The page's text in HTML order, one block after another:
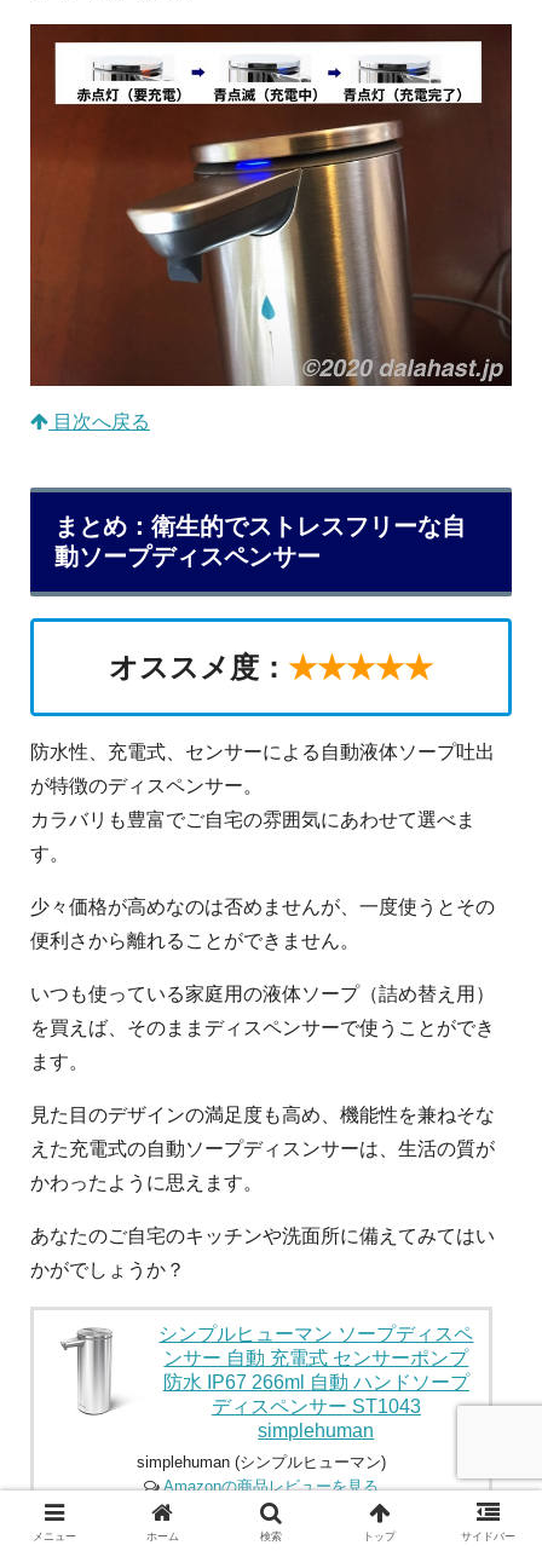
目次へ戻る
まとめ：衛生的でストレスフリーな自
動ソープディスペンサー
オススメ度： ★★★★★
防水性、充電式、センサーによる自動液体ソープ吐出
が特徴のディスペンサー。
カラバリも豊富でご自宅の雰囲気にあわせて選べま
す。
少々価格が高めなのは否めませんが、一度使うとその
便利さから離れることができません。
いつも使っている家庭用の液体ソープ（詰め替え用）
を買えば、そのままディスペンサーで使うことができ
ます。
見た目のデザインの満足度も高め、機能性を兼ねそな
えた充電式の自動ソープディスンサーは、生活の質が
かわったように思えます。
あなたのご自宅のキッチンや洗面所に備えてみてはい
かがでしょうか？
シンプルヒューマン ソープディスペ
ンサー 自動 充電式 センサーポンプ
防水 IP67 266ml 自動 ハンドソープ
ディスペンサー ST1043
simplehuman
simplehuman (シンプルヒューマン)
Amazonの商品レビューを見る
Amazonで探す
メニュー ホーム 検索 トップ サイドバー